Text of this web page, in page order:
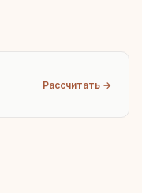
Рассчитать →